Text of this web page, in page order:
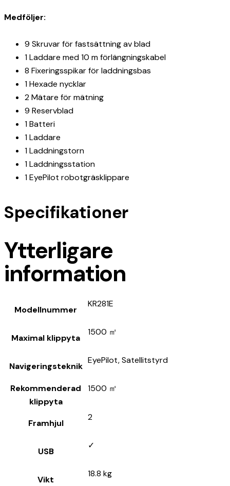
Medföljer:
9 Skruvar för fastsättning av blad
1 Laddare med 10 m förlängningskabel
8 Fixeringsspikar för laddningsbas
1 Hexade nycklar
2 Mätare för mätning
9 Reservblad
1 Batteri
1 Laddare
1 Laddningstorn
1 Laddningsstation
1 EyePilot robotgräsklippare
Specifikationer
Ytterligare
information
Modellnummer
KR281E
Maximal klippyta
1500 ㎡
Navigeringsteknik
EyePilot, Satellitstyrd
Rekommenderad
klippyta
1500 ㎡
Framhjul
2
USB
✓
Vikt
18.8 kg